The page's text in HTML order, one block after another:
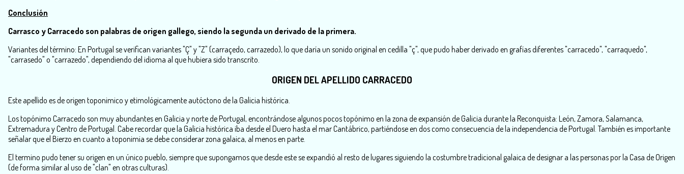
Conclusión
Carrasco y Carracedo son palabras de origen gallego, siendo la segunda un derivado de la primera.
Variantes del término: En Portugal se verifican variantes "Ç" y "Z" (carraçedo, carrazedo), lo que daría un sonido original en cedilla "ç", que pudo haber derivado en grafías diferentes "carracedo", "carraquedo",
"carrasedo" o "carrazedo", dependiendo del idioma al que hubiera sido transcrito.
ORIGEN DEL APELLIDO CARRACEDO
Este apellido es de origen toponimico y etimológicamente autóctono de la Galicia histórica.
Los topónimo Carracedo son muy abundantes en Galicia y norte de Portugal, encontrándose algunos pocos topónimo en la zona de expansión de Galicia durante la Reconquista: León, Zamora, Salamanca,
Extremadura y Centro de Portugal. Cabe recordar que la Galicia histórica iba desde el Duero hasta el mar Cantábrico, partiéndose en dos como consecuencia de la independencia de Portugal. También es importante
señalar que el Bierzo en cuanto a toponimia se debe considerar zona galaica, al menos en parte.
El termino pudo tener su origen en un único pueblo, siempre que supongamos que desde este se expandió al resto de lugares siguiendo la costumbre tradicional galaica de designar a las personas por la Casa de Origen
(de forma similar al uso de "clan" en otras culturas).